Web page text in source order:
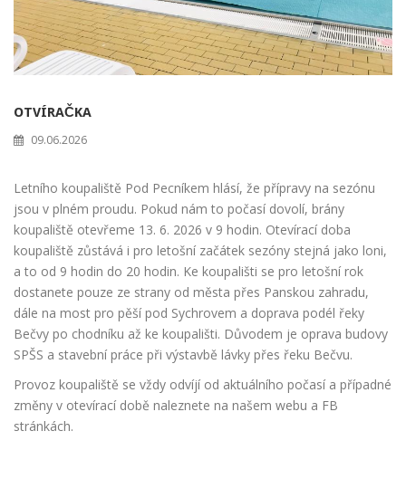
OTVÍRAČKA
09.06.2026
Letního koupaliště Pod Pecníkem hlásí, že přípravy na sezónu
jsou v plném proudu. Pokud nám to počasí dovolí, brány
koupaliště otevřeme 13. 6. 2026 v 9 hodin. Otevírací doba
koupaliště zůstává i pro letošní začátek sezóny stejná jako loni,
a to od 9 hodin do 20 hodin. Ke koupališti se pro letošní rok
dostanete pouze ze strany od města přes Panskou zahradu,
dále na most pro pěší pod Sychrovem a doprava podél řeky
Bečvy po chodníku až ke koupališti. Důvodem je oprava budovy
SPŠS a stavební práce při výstavbě lávky přes řeku Bečvu.
Provoz koupaliště se vždy odvíjí od aktuálního počasí a případné
změny v otevírací době naleznete na našem webu a FB
stránkách.